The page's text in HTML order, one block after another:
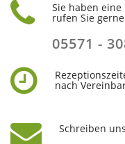
Sie haben eine
rufen Sie
05571 -
nach
Schreiben